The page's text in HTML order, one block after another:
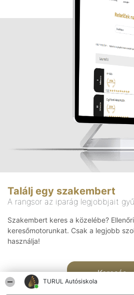
TURUL Autósiskola
Találj egy szakembert
A rangsor az iparág legjobbjait
Szakembert keres a közelébe?
keresőmotorunkat. Csak a legjobb
használja!
Keresés